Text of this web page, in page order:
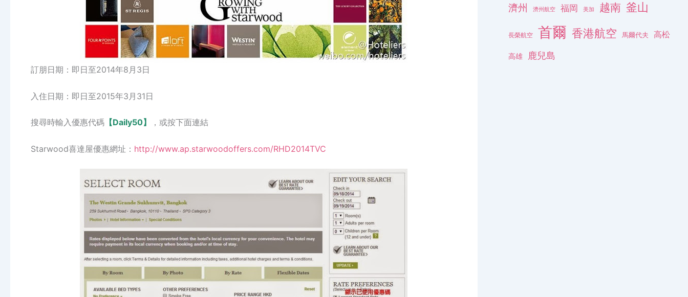
訂朋日期：即日至2014年8月3日
入住日期：即日至2015年3月31日
搜尋時輸入優惠代碼 【Daily50】 ，或按下面連結
Starwood喜達屋優惠網址： http://www.ap.starwoodoffers.com/RHD2014TVC
濟州 濟州航空 福岡 美加 越南 釜山
長榮航空 首爾 香港航空 馬爾代夫 高松
高雄 鹿兒島